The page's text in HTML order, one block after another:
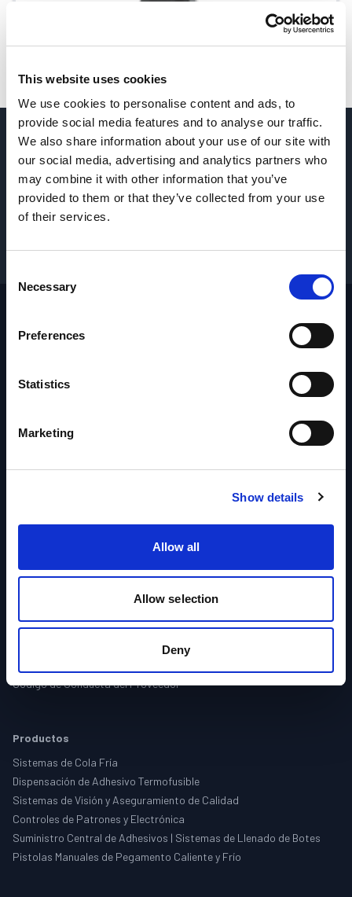
This website uses cookies
We use cookies to personalise content and ads, to
provide social media features and to analyse our traffic.
We also share information about your use of our site with
our social media, advertising and analytics partners who
may combine it with other information that you’ve
provided to them or that they’ve collected from your use
of their services.
Selection
Necessary
Preferences
Statistics
Marketing
Show details
Allow all
Allow selection
Deny
¿TIENES PREGUNTAS? CONTÁCTANOS →
SOLICITAR REPUESTOS Y SERVICIO →
Inicio
Marcas
Contacto
Sobre nosotros
Empresas
Empleo
Código de Conducta del Proveedor
Productos
Sistemas de Cola Fría
Dispensación de Adhesivo Termofusible
Sistemas de Visión y Aseguramiento de Calidad
Controles de Patrones y Electrónica
Suministro Central de Adhesivos | Sistemas de Llenado de Botes
Pistolas Manuales de Pegamento Caliente y Frío